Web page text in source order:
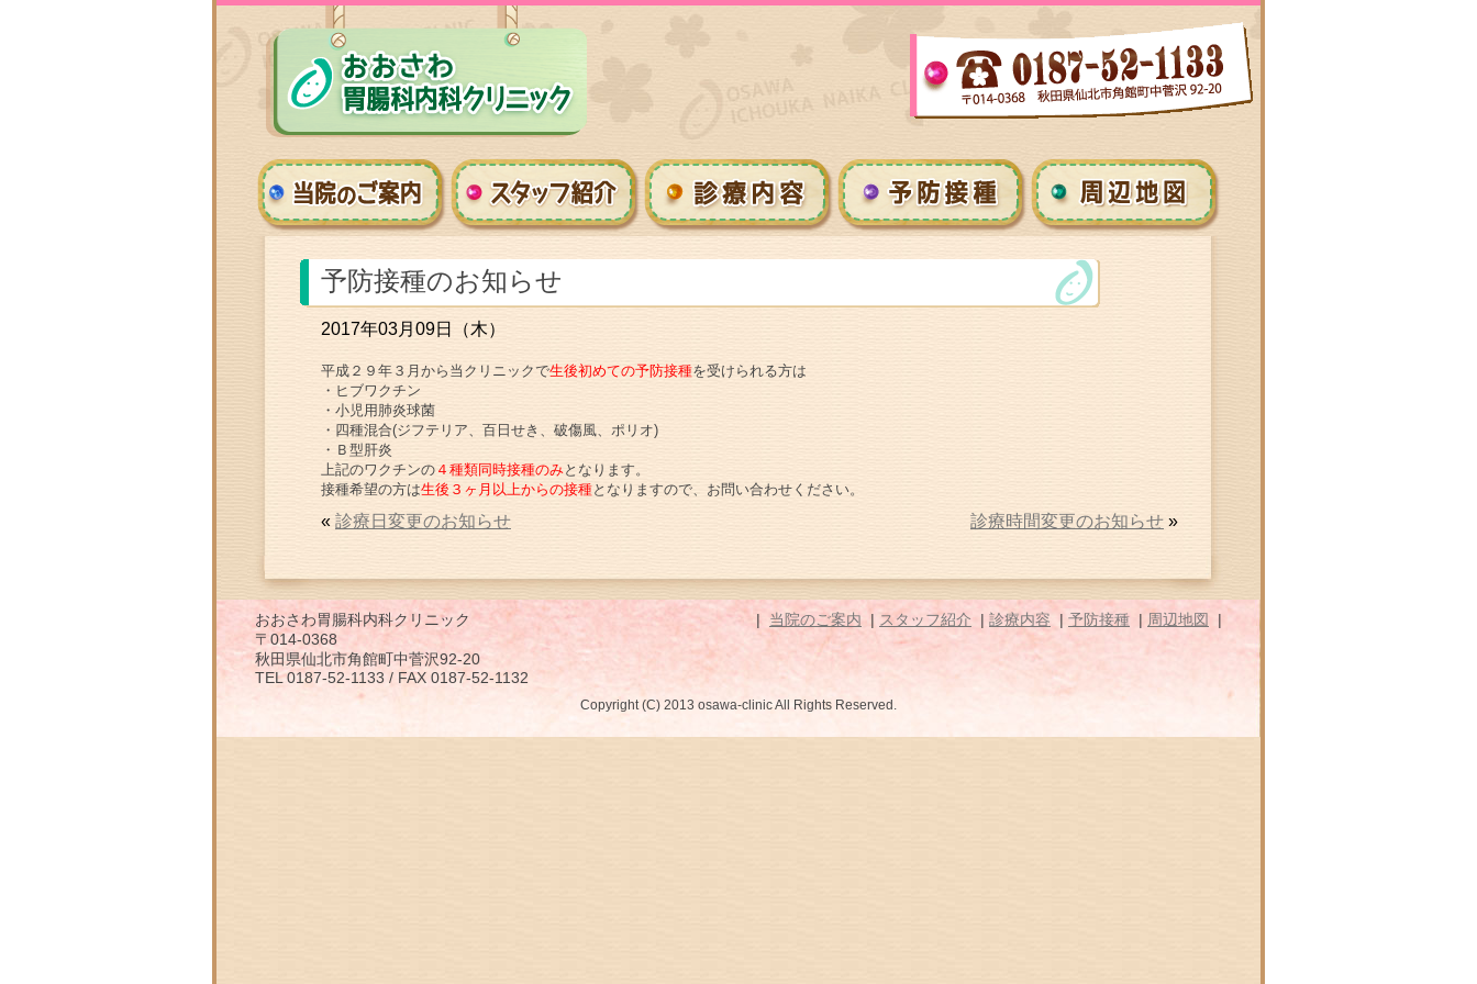
予防接種のお知らせ
2017年03月09日（木）
平成２９年３月から当クリニックで生後初めての予防接種を受けられる方は
・ヒブワクチン
・小児用肺炎球菌
・四種混合(ジフテリア、百日せき、破傷風、ポリオ)
・Ｂ型肝炎
上記のワクチンの ４種類同時接種のみとなります。
接種希望の方は生後３ヶ月以上からの接種となりますので、お問い合わせください。
診療時間変更のお知らせ »
« 診療日変更のお知らせ
当院のご案内 スタッフ紹介 診療内容 | 予防接種 周辺地図
おおさわ胃腸科内科クリニック
〒014-0368
秋田県仙北市角館町中菅沢92-20
TEL 0187-52-1133 / FAX 0187-52-1132
Copyright (C) 2013 osawa-clinic All Rights Reserved.